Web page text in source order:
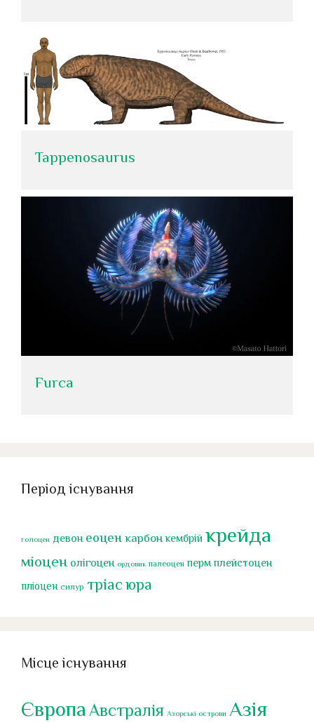
Tappenosaurus
Furca
Період існування
голоцен девон еоцен карбон кембрій крейда
міоцен олігоцен ордовик палеоцен перм плейстоцен
пліоцен силур тріасюра
Місце існування
Європа Австралія Азорські острови Азія